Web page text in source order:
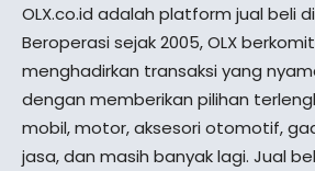
OLX.co.id adalah platform jual beli
Beroperasi sejak 2005, OLX
menghadirkan transaksi yang
dengan memberikan pilihan
mobil, motor, aksesori otomotif,
jasa, dan masih banyak lagi. Jual